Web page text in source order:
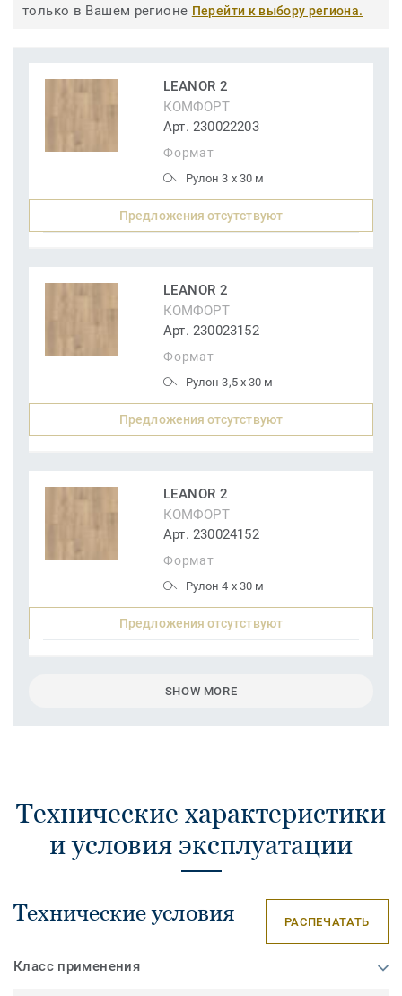
только в Вашем регионе Перейти к выбору региона.
LEANOR 2
КОМФОРТ
Арт. 230022203
Формат
Рулон 3 x 30 м
Предложения отсутствуют
LEANOR 2
КОМФОРТ
Арт. 230023152
Формат
Рулон 3,5 x 30 м
Предложения отсутствуют
LEANOR 2
КОМФОРТ
Арт. 230024152
Формат
Рулон 4 x 30 м
Предложения отсутствуют
SHOW MORE
Технические характеристики
и условия эксплуатации
Технические условия РАСПЕЧАТАТЬ
Класс применения